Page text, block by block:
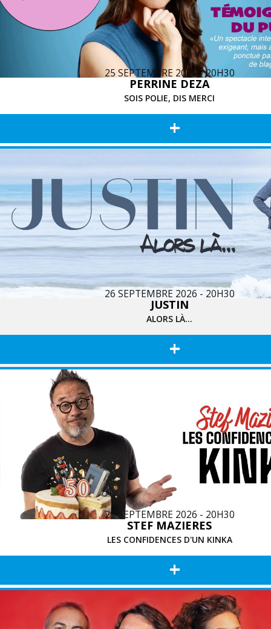
25 SEPTEMBRE 2026 - 20H30
PERRINE DEZA
SOIS POLIE, DIS MERCI
+
26 SEPTEMBRE 2026 - 20H30
JUSTIN
ALORS LÀ...
+
29 SEPTEMBRE 2026 - 20H30
STEF MAZIERES
LES CONFIDENCES D'UN KINKA
+